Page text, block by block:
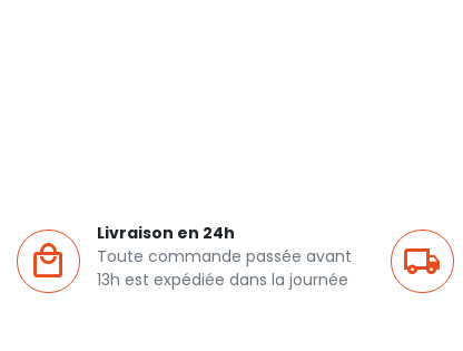
Livraison en 24h
Toute commande passée avant
13h est expédiée dans la journée